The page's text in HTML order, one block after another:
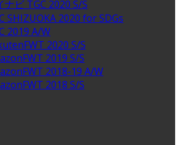
ナビ TGC 2020 S/S
SHIZUOKA 2020 for SDGs
2019 A/W
2020 S/S
2019 S/S
2018-19 A/W
2018 S/S